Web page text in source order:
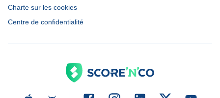
Charte sur les cookies
Centre de confidentialité